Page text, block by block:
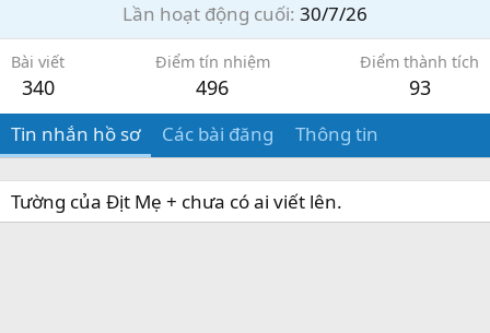
Lần hoạt động cuối 30/7/26
Bài viết
340
Điểm tín nhiệm
496
Điểm thành tích
93
Tin nhắn hồ sơ Các bài đăng Thông tin
Tường của Địt Mẹ + chưa có ai viết lên.